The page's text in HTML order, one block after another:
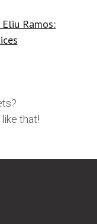
Ramos:
that!